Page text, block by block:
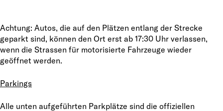
Achtung: Autos, die auf den Plätzen entlang der Strecke
geparkt sind, können den Ort erst ab 17:30 Uhr verlassen,
wenn die Strassen für motorisierte Fahrzeuge wieder
geöffnet werden.
Parkings
Alle unten aufgeführten Parkplätze sind die offiziellen